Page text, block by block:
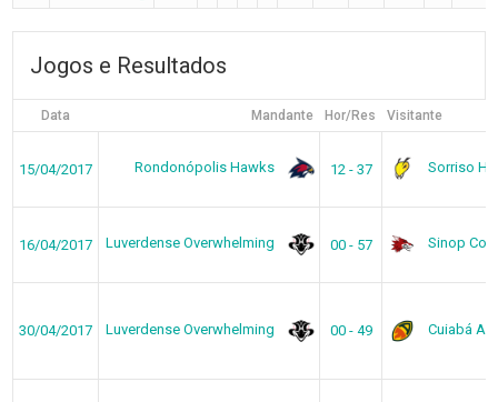
Jogos e Resultados
Data Mandante Hor/Res Visitante
15/04/2017 Rondonópolis Hawks 12 - 37 Sorriso
16/04/2017 Luverdense Overwhelming 00 - 57 Sinop
30/04/2017 Luverdense Overwhelming 00 - 49 Cuiabá